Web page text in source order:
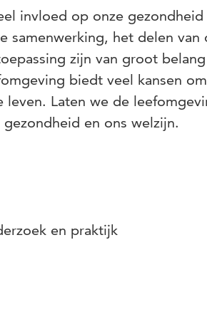
invloed op onze
samenwerking, het delen van
zijn van groot
biedt veel kansen
leven. Laten we de
en ons welzijn.
en praktijk